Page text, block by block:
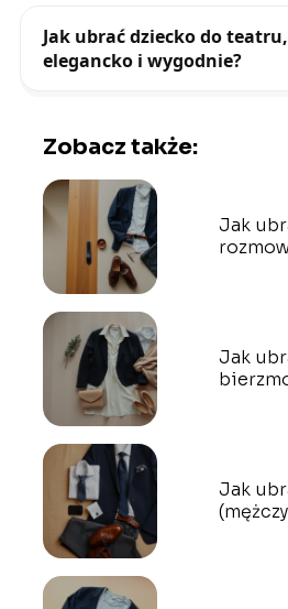
Jak ubrać dziecko do
elegancko i wygodnie?
Zobacz także:
Jak
Jak
Jak